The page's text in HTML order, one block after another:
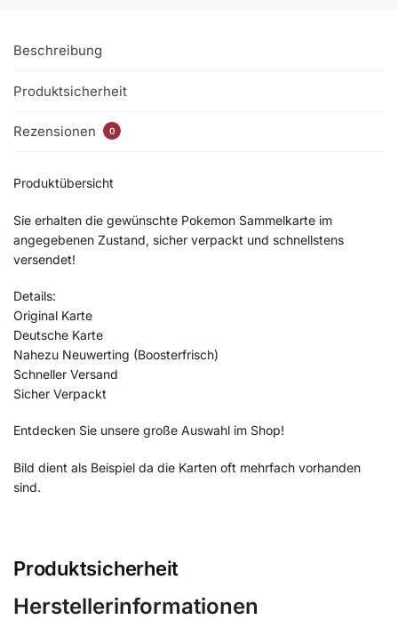
Beschreibung
Produktsicherheit
Rezensionen 0
Produktübersicht
Sie erhalten die gewünschte Pokemon Sammelkarte im
angegebenen Zustand, sicher verpackt und schnellstens
versendet!
Details:
Original Karte
Deutsche Karte
Nahezu Neuwerting (Boosterfrisch)
Schneller Versand
Sicher Verpackt
Entdecken Sie unsere große Auswahl im Shop!
Bild dient als Beispiel da die Karten oft mehrfach vorhanden
sind.
Produktsicherheit
Herstellerinformationen